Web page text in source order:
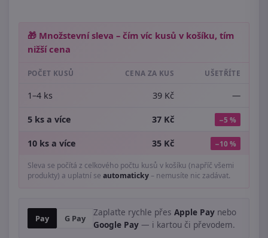
🎁 Množstevní sleva – čím víc kusů v košíku, tím
nižší cena
POČET KUSŮ CENA ZA KUS UŠETŘÍTE
1–4 ks 39 Kč —
5 ks a více 37 Kč −5 %
10 ks a více 35 Kč −10 %
Sleva se počítá z celkového počtu kusů v košíku (napříč všemi
produkty) a uplatní se automaticky– nemusíte nic zadávat.
Pay G Pay
Zaplaťte rychle přes Apple Pay nebo
Google Pay — i kartou či převodem.